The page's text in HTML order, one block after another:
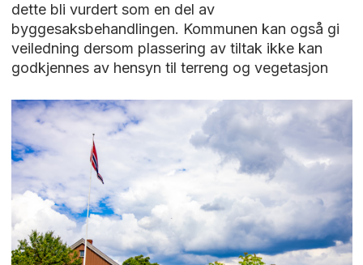
dette bli vurdert som en del av
byggesaksbehandlingen. Kommunen kan også gi
veiledning dersom plassering av tiltak ikke kan
godkjennes av hensyn til terreng og vegetasjon